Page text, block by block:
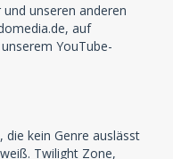
unseren anderen
auf
YouTube-
die kein Genre auslässt
Twilight Zone,